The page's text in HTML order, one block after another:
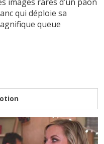
qui déploie sa
queue